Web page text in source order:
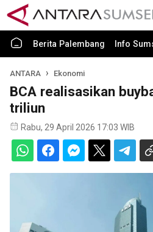
Berita Palembang Info
ANTARA Ekonomi
BCA realisasikan
triliun
Rabu, 29 April 2026 17:03 WIB